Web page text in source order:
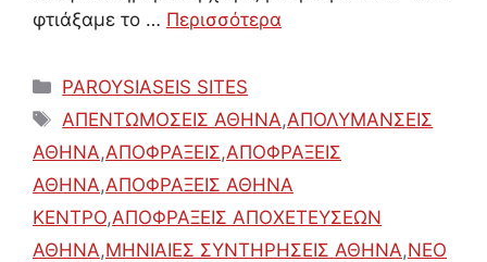
φτιάξαμε το … Περισσότερα
Κατηγορίες
PAROYSIASEIS SITES
Ετικέτες
ΑΠΕΝΤΩΜΟΣΕΙΣ ΑΘΗΝΑ,ΑΠΟΛΥΜΑΝΣΕΙΣ
ΑΘΗΝΑ,ΑΠΟΦΡΑΞΕΙΣ,ΑΠΟΦΡΑΞΕΙΣ
ΑΘΗΝΑ,ΑΠΟΦΡΑΞΕΙΣ ΑΘΗΝΑ
ΚΕΝΤΡΟ,ΑΠΟΦΡΑΞΕΙΣ ΑΠΟΧΕΤΕΥΣΕΩΝ
ΑΘΗΝΑ,ΜΗΝΙΑΙΕΣ ΣΥΝΤΗΡΗΣΕΙΣ ΑΘΗΝΑ,ΝΕΟ